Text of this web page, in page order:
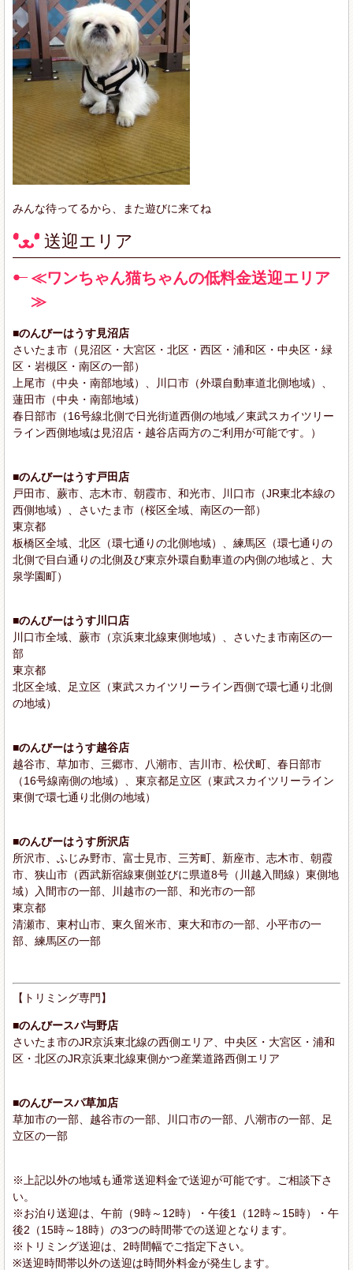
みんな待ってるから、また遊びに来てね
送迎エリア
≪ワンちゃん猫ちゃんの低料金送迎エリア
≫
■のんびーはうす見沼店
さいたま市（見沼区・大宮区・北区・西区・浦和区・中央区・緑
区・岩槻区・南区の一部）
上尾市（中央・南部地域）、川口市（外環自動車道北側地域）、
蓮田市（中央・南部地域）
春日部市（16号線北側で日光街道西側の地域／東武スカイツリー
ライン西側地域は見沼店・越谷店両方のご利用が可能です。）
■のんびーはうす戸田店
戸田市、蕨市、志木市、朝霞市、和光市、川口市（JR東北本線の
西側地域）、さいたま市（桜区全域、南区の一部）
東京都
板橋区全域、北区（環七通りの北側地域）、練馬区（環七通りの
北側で目白通りの北側及び東京外環自動車道の内側の地域と、大
泉学園町）
■のんびーはうす川口店
川口市全域、蕨市（京浜東北線東側地域）、さいたま市南区の一
部
東京都
北区全域、足立区（東武スカイツリーライン西側で環七通り北側
の地域）
■のんびーはうす越谷店
越谷市、草加市、三郷市、八潮市、吉川市、松伏町、春日部市
（16号線南側の地域）、東京都足立区（東武スカイツリーライン
東側で環七通り北側の地域）
■のんびーはうす所沢店
所沢市、ふじみ野市、富士見市、三芳町、新座市、志木市、朝霞
市、狭山市（西武新宿線東側並びに県道8号（川越入間線）東側地
域）入間市の一部、川越市の一部、和光市の一部
東京都
清瀬市、東村山市、東久留米市、東大和市の一部、小平市の一
部、練馬区の一部
【トリミング専門】
■のんびースパ与野店
さいたま市のJR京浜東北線の西側エリア、中央区・大宮区・浦和
区・北区のJR京浜東北線東側かつ産業道路西側エリア
■のんびースパ草加店
草加市の一部、越谷市の一部、川口市の一部、八潮市の一部、足
立区の一部
※上記以外の地域も通常送迎料金で送迎が可能です。ご相談下さ
い。
※お泊り送迎は、午前（9時～12時）・午後1（12時～15時）・午
後2（15時～18時）の3つの時間帯での送迎となります。
※トリミング送迎は、2時間幅でご指定下さい。
※送迎時間帯以外の送迎は時間外料金が発生します。